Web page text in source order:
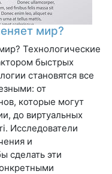
мир?
Технологические
быстрых
становятся все
от
которые могут
до виртуальных
Исследователи
и
сделать эти